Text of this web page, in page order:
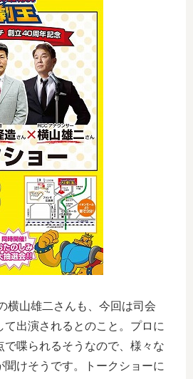
横山雄二さんも、今回は司会
て出演されるとのこと。プロに
で喋られるそうなので、様々な
聞けそうです。トークショーに